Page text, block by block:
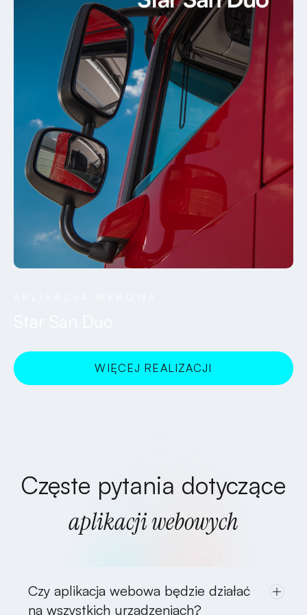
WIĘCEJ REALIZACJI
Częste pytania dotyczące
aplikacji webowych
Czy aplikacja webowa będzie działać
na wszystkich urządzeniach?